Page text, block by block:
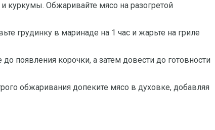
куркумы. Обжаривайте мясо на разогретой
грудинку в маринаде на 1 час и жарьте на гриле
появления корочки, а затем довести до готовности
обжаривания допеките мясо в духовке, добавляя